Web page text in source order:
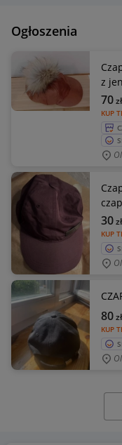
Ogłoszenia
z
KUP
70zł
KUP
30zł
KUP
80zł